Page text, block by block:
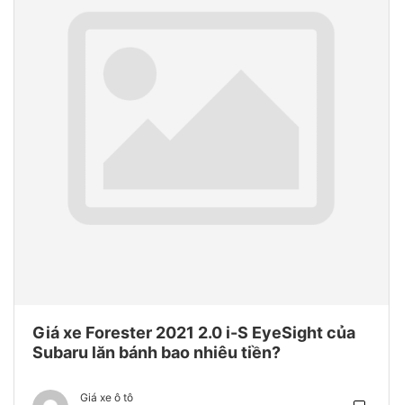
Giá xe Forester 2021 2.0 i-S EyeSight của
Subaru lăn bánh bao nhiêu tiền?
Giá xe ô tô